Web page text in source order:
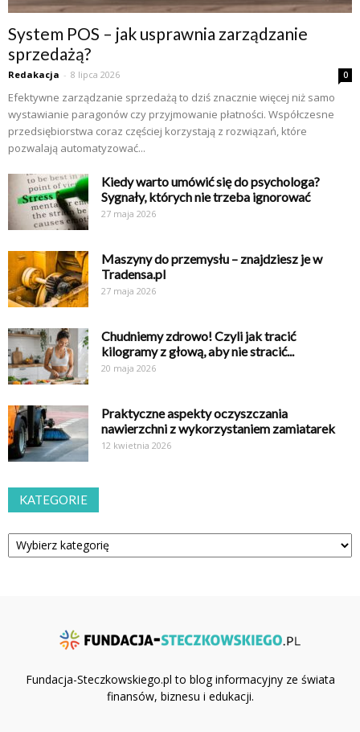
System POS – jak usprawnia zarządzanie
sprzedażą?
Redakacja - 8 lipca 2026 0
Efektywne zarządzanie sprzedażą to dziś znacznie więcej niż samo
wystawianie paragonów czy przyjmowanie płatności. Współczesne
przedsiębiorstwa coraz częściej korzystają z rozwiązań, które
pozwalają automatyzować...
Kiedy warto umówić się do psychologa?
Sygnały, których nie trzeba ignorować
27 maja 2026
Maszyny do przemysłu – znajdziesz je w
Tradensa.pl
27 maja 2026
Chudniemy zdrowo! Czyli jak tracić
kilogramy z głową, aby nie stracić...
20 maja 2026
Praktyczne aspekty oczyszczania
nawierzchni z wykorzystaniem zamiatarek
12 kwietnia 2026
KATEGORIE
Kategorie
Fundacja-Steczkowskiego.pl to blog informacyjny ze świata
finansów, biznesu i edukacji.